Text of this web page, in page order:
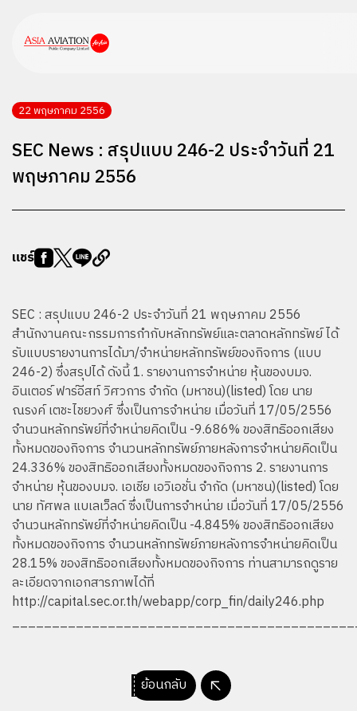
22 พฤษภาคม 2556
SEC News : สรุปแบบ 246-2 ประจำวันที่ 21
พฤษภาคม 2556
แชร์
SEC : สรุปแบบ 246-2 ประจำวันที่ 21 พฤษภาคม 2556
สำนักงานคณะกรรมการกำกับหลักทรัพย์และตลาดหลักทรัพย์ ได้
รับแบบรายงานการได้มา/จำหน่ายหลักทรัพย์ของกิจการ (แบบ
246-2) ซึ่งสรุปได้ ดังนี้ 1. รายงานการจำหน่าย หุ้นของบมจ.
อินเตอร์ ฟาร์อีสท์ วิศวการ จำกัด (มหาชน)(listed) โดย นาย
ณรงค์ เตชะไชยวงศ์ ซึ่งเป็นการจำหน่าย เมื่อวันที่ 17/05/2556
จำนวนหลักทรัพย์ที่จำหน่ายคิดเป็น -9.686% ของสิทธิออกเสียง
ทั้งหมดของกิจการ จำนวนหลักทรัพย์ภายหลังการจำหน่ายคิดเป็น
24.336% ของสิทธิออกเสียงทั้งหมดของกิจการ 2. รายงานการ
จำหน่าย หุ้นของบมจ. เอเชีย เอวิเอชั่น จำกัด (มหาชน)(listed) โดย
นาย ทัศพล แบเลเว็ลด์ ซึ่งเป็นการจำหน่าย เมื่อวันที่ 17/05/2556
จำนวนหลักทรัพย์ที่จำหน่ายคิดเป็น -4.845% ของสิทธิออกเสียง
ทั้งหมดของกิจการ จำนวนหลักทรัพย์ภายหลังการจำหน่ายคิดเป็น
28.15% ของสิทธิออกเสียงทั้งหมดของกิจการ ท่านสามารถดูราย
ละเอียดจากเอกสารภาพได้ที่
http://capital.sec.or.th/webapp/corp_fin/daily246.php
ย้อนกลับ